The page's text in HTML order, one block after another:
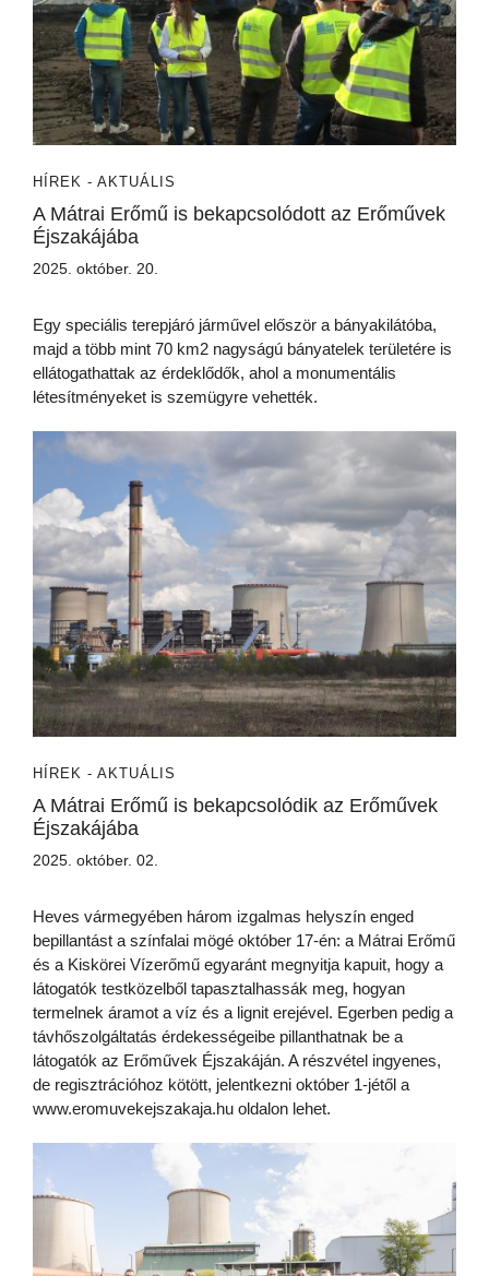
HÍREK - AKTUÁLIS
A Mátrai Erőmű is bekapcsolódott az Erőművek
Éjszakájába
2025. október. 20.
Egy speciális terepjáró járművel először a bányakilátóba,
majd a több mint 70 km2 nagyságú bányatelek területére is
ellátogathattak az érdeklődők, ahol a monumentális
létesítményeket is szemügyre vehették.
HÍREK - AKTUÁLIS
A Mátrai Erőmű is bekapcsolódik az Erőművek
Éjszakájába
2025. október. 02.
Heves vármegyében három izgalmas helyszín enged
bepillantást a színfalai mögé október 17-én: a Mátrai Erőmű
és a Kiskörei Vízerőmű egyaránt megnyitja kapuit, hogy a
látogatók testközelből tapasztalhassák meg, hogyan
termelnek áramot a víz és a lignit erejével. Egerben pedig a
távhőszolgáltatás érdekességeibe pillanthatnak be a
látogatók az Erőművek Éjszakáján. A részvétel ingyenes,
de regisztrációhoz kötött, jelentkezni október 1-jétől a
www.eromuvekejszakaja.hu oldalon lehet.